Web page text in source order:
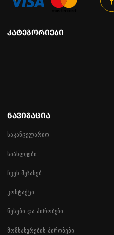
ᲙᲐᲢᲔᲒᲝᲠᲘᲔᲑᲘ
ᲜᲐᲕᲘᲒᲐᲪᲘᲐ
საკანცელარიო
სიახლეები
ჩვენ შესახებ
კონტაქტი
წესები და პირობები
მომსახურების პირობები